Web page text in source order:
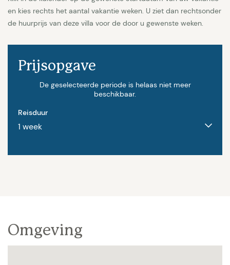
en kies rechts het aantal vakantie weken. U ziet dan rechtsonder
de huurprijs van deze villa voor de door u gewenste weken.
Prijsopgave
De geselecteerde periode is helaas niet meer
beschikbaar.
Reisduur
Omgeving